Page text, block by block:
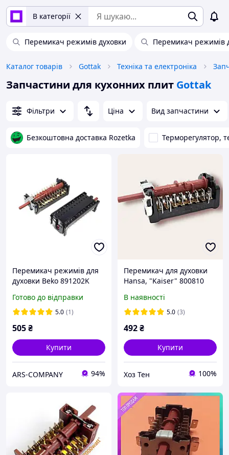
В категорії
Перемикач режимів духовки Перемикач режимів
Каталог товарів Gottak Техніка та електроніка
Запчастини для кухонних плит Gottak
Фільтри Ціна Вид запчастини
Безкоштовна доставка Rozetka Терморегулятор,
Перемикач режимів для
духовки Beko 891202K
Готово до відправки
5.0 (1)
505₴
Купити
ARS-COMPANY 94%
Перемикач для духовки
Hansa, "Kaiser" 800810
В наявності
5.0 (3)
492₴
Купити
Хоз Тен 100%